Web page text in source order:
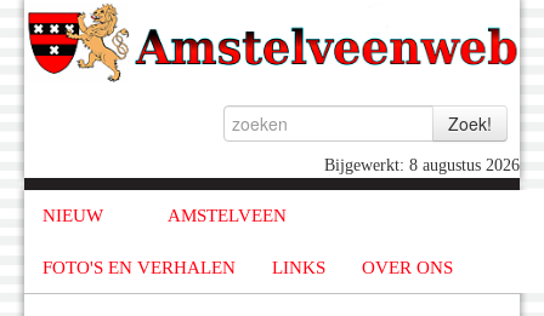
Bijgewerkt: 8 augustus 2026
NIEUW AMSTELVEEN
FOTO'S EN VERHALEN LINKS OVER ONS